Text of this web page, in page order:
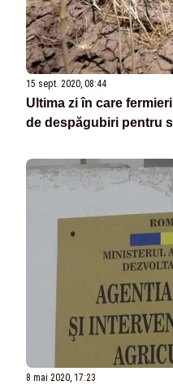
15 sept. 2020, 08:44
Ultima zi în care
de despăgubiri pentru
8 mai 2020, 17:23